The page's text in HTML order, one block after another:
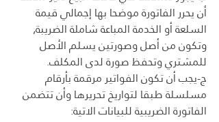
أن يحرر الفاتورة موضحا بها إجمالي قيمة
السلعة أو الخدمة المباعة شاملة الضريبة,
وتكون من أصل وصورتين يسلم الأصل
للمشتري وتحفظ صورة لدى المكلف.
ج-يجب أن تكون الفواتير مرقمة بأرقام
مسلسلة طبقا لتواريخ تحريرها وأن تتضمن
الفاتورة الضريبية للبيانات الاتية: